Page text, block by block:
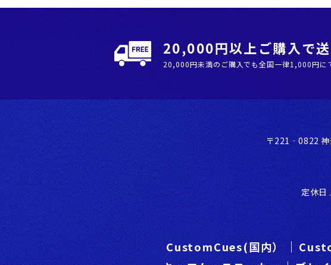
20,000円以上ご購入で
20,000円未満のご購入でも全国⼀律1,000円に
〒221‐0822 神
定休⽇
CustomCues(国内）